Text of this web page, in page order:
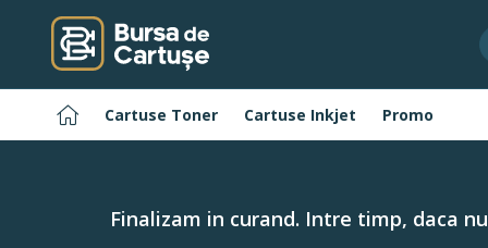
Navigați
la
Conținut
PaginaCartuse Toner Cartuse Inkjet Promo
Finalizam in curand. Intre timp, daca